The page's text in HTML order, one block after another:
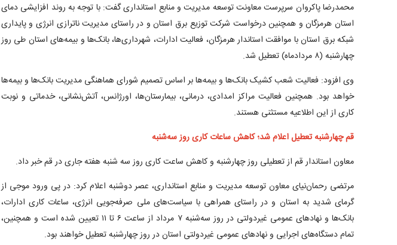
محمدرضا پاکروان سرپرست معاونت توسعه مدیریت و منابع استانداری گفت: با توجه به روند افزایشی دمای
استان هرمزگان و همچنین درخواست شرکت توزیع برق استان و در راستای مدیریت ناترازی انرژی و پایداری
شبکه برق استان با موافقت استاندار هرمزگان، فعالیت ادارات، شهرداری‌ها، بانک‌ها و بیمه‌های استان طی روز
چهارشنبه (۸ مردادماه) تعطیل شد.
وی افزود: فعالیت شعب کشیک بانک‌ها و بیمه‌ها بر اساس تصمیم شورای هماهنگی مدیریت بانک‌ها و بیمه‌ها
خواهد بود. همچنین فعالیت مراکز امدادی، درمانی، بیمارستان‌ها، اورژانس، آتش‌نشانی، خدماتی و نوبت
کاری از این اطلاعیه مستثنی هستند.
قم چهارشنبه تعطیل اعلام شد؛ کاهش ساعات کاری روز سه‌شنبه
معاون استاندار قم از تعطیلی روز چهارشنبه و کاهش ساعت کاری روز سه شنبه هفته جاری در قم خبر داد.
مرتضی رحمان‌نیای معاون توسعه مدیریت و منابع استانداری، عصر دوشنبه اعلام کرد: در پی ورود موجی از
گرمای شدید به استان و در راستای همراهی با سیاست‌های ملی صرفه‌جویی انرژی، ساعات کاری ادارات،
بانک‌ها و نهادهای عمومی غیردولتی در روز سه‌شنبه ۷ مرداد از ساعت ۶ تا ۱۱ تعیین شده است و همچنین،
تمام دستگاه‌های اجرایی و نهادهای عمومی غیردولتی استان در روز چهارشنبه تعطیل خواهند بود.